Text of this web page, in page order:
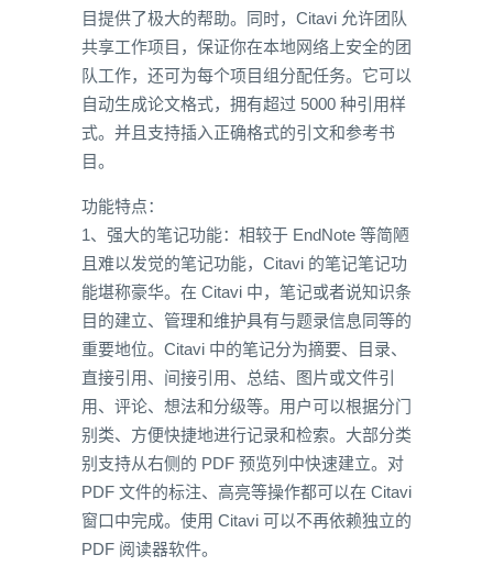
目提供了极大的帮助。同时，Citavi 允许团队
共享工作项目，保证你在本地网络上安全的团
队工作，还可为每个项目组分配任务。它可以
自动生成论文格式，拥有超过 5000 种引用样
式。并且支持插入正确格式的引文和参考书
目。
功能特点：
1、强大的笔记功能：相较于 EndNote 等简陋
且难以发觉的笔记功能，Citavi 的笔记笔记功
能堪称豪华。在 Citavi 中，笔记或者说知识条
目的建立、管理和维护具有与题录信息同等的
重要地位。Citavi 中的笔记分为摘要、目录、
直接引用、间接引用、总结、图片或文件引
用、评论、想法和分级等。用户可以根据分门
别类、方便快捷地进行记录和检索。大部分类
别支持从右侧的 PDF 预览列中快速建立。对
PDF 文件的标注、高亮等操作都可以在 Citavi
窗口中完成。使用 Citavi 可以不再依赖独立的
PDF 阅读器软件。